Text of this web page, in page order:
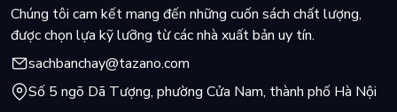
Chúng tôi cam kết mang đến những cuốn sách chất lượng,
được chọn lựa kỹ lưỡng từ các nhà xuất bản uy tín.
sachbanchay@tazano.com
Số 5 ngõ Dã Tượng, phường Cửa Nam, thành phố Hà Nội